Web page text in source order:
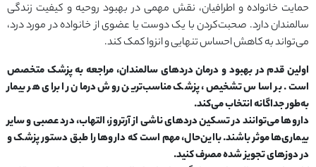
حمایت خانواده و اطرافیان، نقش مهمی در بهبود روحیه و کیفیت زندگی
سالمندان دارد. صحبت‌کردن با یک دوست یا عضوی از خانواده در مورد درد،
می‌تواند به کاهش احساس تنهایی و انزوا کمک کند.
اولین قدم در بهبود و درمان دردهای سالمندان، مراجعه به پزشک متخصص
است. بر اساس تشخیص، پزشک مناسب‌ترین روش درمان را برای هر بیمار
به‌طور جداگانه انتخاب می‌کند.
داروها می‌توانند در تسکین دردهای ناشی از آرتروز، التهاب، درد عصبی و سایر
بیماری‌ها موثر باشند. بااین‌حال، مهم است که داروها را طبق دستور پزشک و
در دوزهای تجویز شده مصرف کنید.